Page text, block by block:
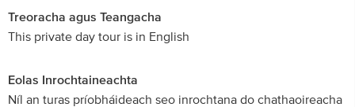
Treoracha agus Teangacha
This private day tour is in English
Eolas Inrochtaineachta
Níl an turas príobháideach seo inrochtana do chathaoireacha